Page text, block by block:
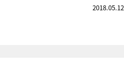
2018.05.12